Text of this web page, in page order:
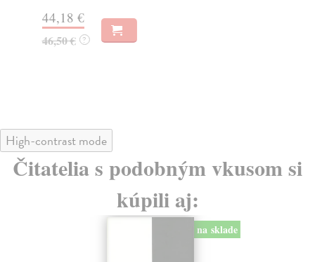
44,18 €
46,50 € ?
High-contrast mode
Čitatelia s podobným vkusom si
kúpili aj: